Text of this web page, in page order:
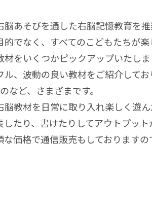
あそびを通した右脳記憶教育を
でなく、すべてのこどもたちが
をいくつかピックアップいたしま
、波動の良い教材をご紹介して
など、さまざまです。
脳教材を日常に取り入れ楽しく遊
たり、書けたりしてアウトプット
価格で通信販売もしておりますの